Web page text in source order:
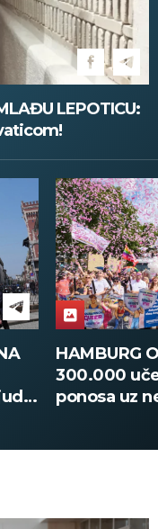
LEPOTICU:
DAČIĆ
pomoć u